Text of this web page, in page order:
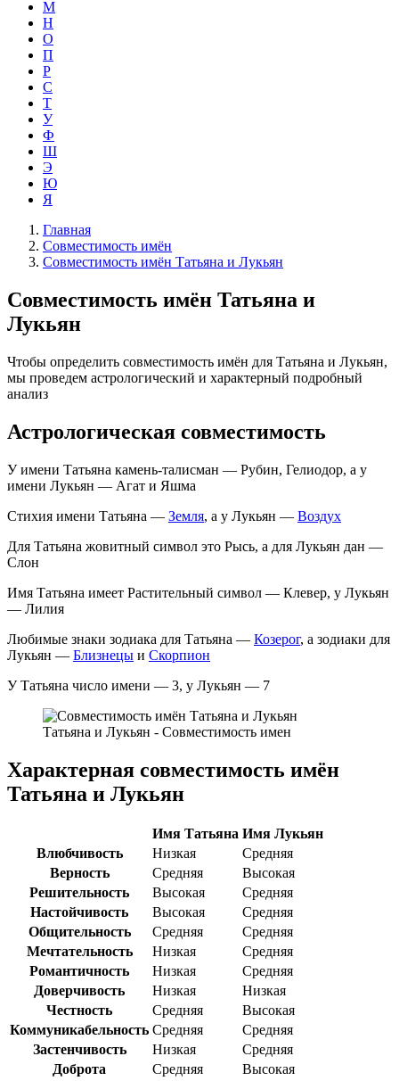
М
Н
О
П
Р
С
Т
У
Ф
Ш
Э
Ю
Я
Главная
Совместимость имён
Совместимость имён Татьяна и Лукьян
Совместимость имён Татьяна и
Лукьян
Чтобы определить совместимость имён для Татьяна и Лукьян,
мы проведем астрологический и характерный подробный
анализ
Астрологическая совместимость
У имени Татьяна камень-талисман — Рубин, Гелиодор, а у
имени Лукьян — Агат и Яшма
Стихия имени Татьяна — Земля, а у Лукьян — Воздух
Для Татьяна жовитный символ это Рысь, а для Лукьян дан —
Слон
Имя Татьяна имеет Растительный символ — Клевер, у Лукьян
— Лилия
Любимые знаки зодиака для Татьяна — Козерог, а зодиаки для
Лукьян — Близнецы и Скорпион
У Татьяна число имени — 3, у Лукьян — 7
Татьяна и Лукьян - Совместимость имен
Характерная совместимость имён
Татьяна и Лукьян
Имя Татьяна Имя Лукьян
Влюбчивость
Низкая
Средняя
Верность
Средняя
Высокая
Решительность
Высокая
Средняя
Настойчивость
Высокая
Средняя
Общительность
Средняя
Средняя
Мечтательность
Низкая
Средняя
Романтичность
Низкая
Средняя
Доверчивость
Низкая
Низкая
Честность
Средняя
Высокая
Коммуникабельность Средняя
Средняя
Застенчивость
Низкая
Средняя
Доброта
Средняя Высокая